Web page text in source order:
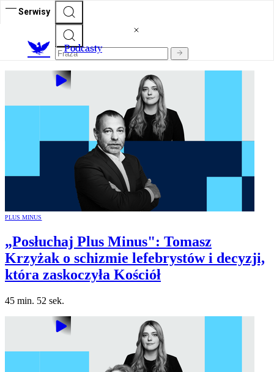
Serwisy
Podcasty
PLUS MINUS
„Posłuchaj Plus Minus": Tomasz
Krzyżak o schizmie lefebrystów i decyzji,
która zaskoczyła Kościół
45 min. 52 sek.